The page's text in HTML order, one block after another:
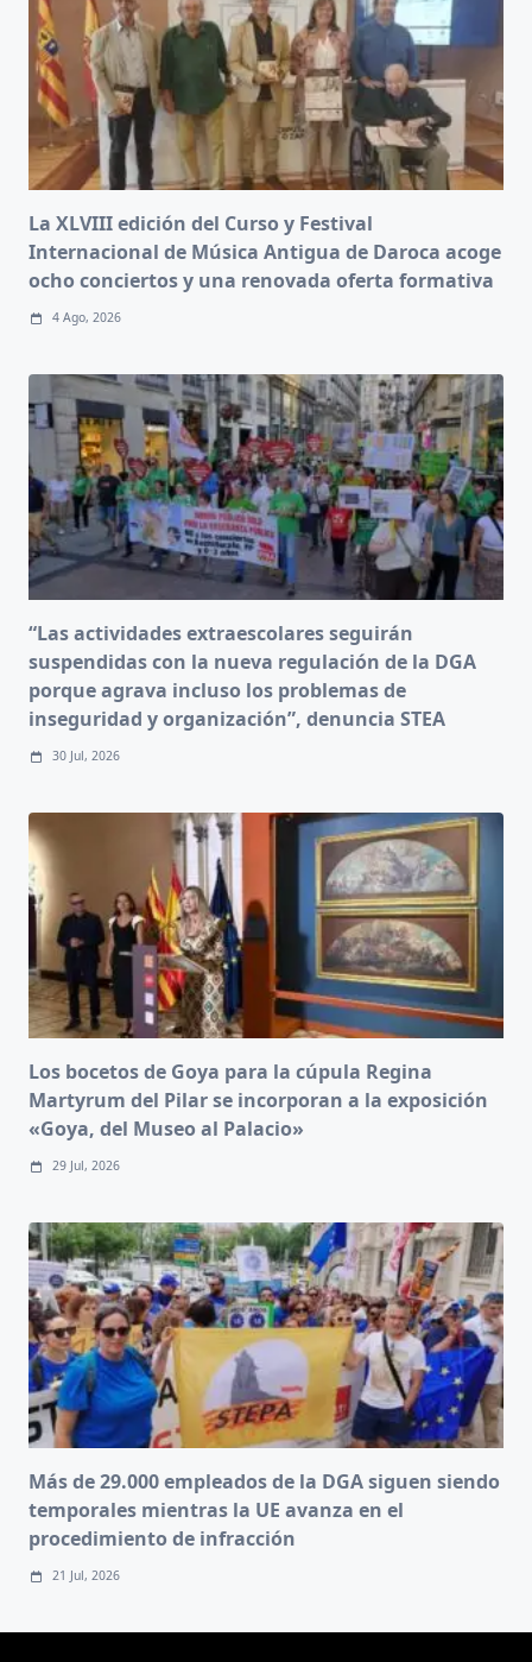
La XLVIII edición del Curso y Festival
Internacional de Música Antigua de Daroca acoge
ocho conciertos y una renovada oferta formativa
4 Ago, 2026
“Las actividades extraescolares seguirán
suspendidas con la nueva regulación de la DGA
porque agrava incluso los problemas de
inseguridad y organización”, denuncia STEA
30 Jul, 2026
Los bocetos de Goya para la cúpula Regina
Martyrum del Pilar se incorporan a la exposición
«Goya, del Museo al Palacio»
29 Jul, 2026
Más de 29.000 empleados de la DGA siguen siendo
temporales mientras la UE avanza en el
procedimiento de infracción
21 Jul, 2026